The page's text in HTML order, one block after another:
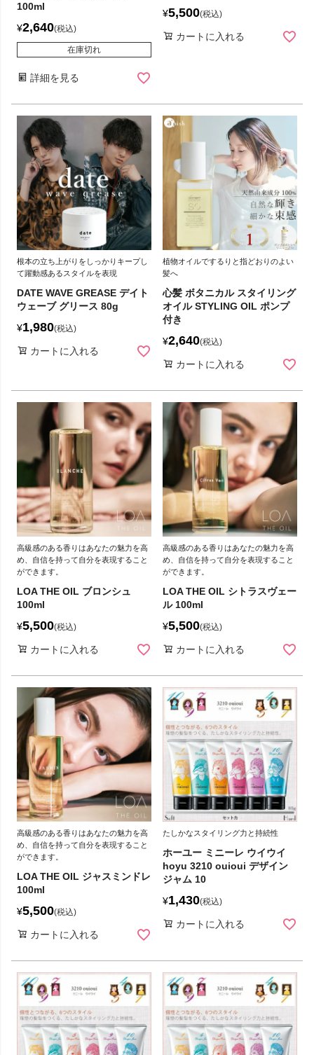
100ml
¥2,640 税込
在庫切れ
詳細を見る
¥5,500 税込
カートに入れる
根本の立ち上がりをしっかりキープし
て躍動感あるスタイルを表現
DATE WAVE GREASE デイト
ウェーブ グリース 80g
¥1,980 税込
カートに入れる
植物オイルでするりと指どおりのよい
髪へ
心髪 ボタニカル スタイリング
オイル STYLING OIL ポンプ
付き
¥2,640 税込
カートに入れる
高級感のある香りはあなたの魅力を高
め、自信を持って自分を表現すること
ができます。
LOA THE OIL ブロンシュ
100ml
¥5,500 税込
カートに入れる
高級感のある香りはあなたの魅力を高
め、自信を持って自分を表現すること
ができます。
LOA THE OIL シトラスヴェー
ル 100ml
¥5,500 税込
カートに入れる
高級感のある香りはあなたの魅力を高
め、自信を持って自分を表現すること
ができます。
LOA THE OIL ジャスミンドレ
100ml
¥5,500 税込
カートに入れる
たしかなスタイリング力と持続性
ホーユー ミニーレ ウイウイ
hoyu 3210 ouioui デザイン
ジャム 10
¥1,430 税込
カートに入れる